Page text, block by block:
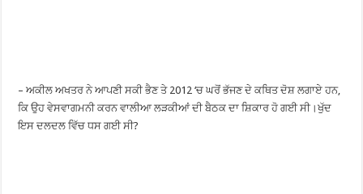
– ਅਕੀਲ ਅਖਤਰ ਨੇ ਆਪਣੀ ਸਕੀ ਭੈਣ ਤੇ 2012 ‘ਚ ਘਰੋਂ ਭੱਜਣ ਦੇ ਕਥਿਤ ਦੋਸ਼ ਲਗਾਏ ਹਨ,
ਕਿ ਉਹ ਵੇਸਵਾਗਮਨੀ ਕਰਨ ਵਾਲੀਆ ਲੜਕੀਆਂ ਦੀ ਬੈਠਕ ਦਾ ਸ਼ਿਕਾਰ ਹੋ ਗਈ ਸੀ।ਖੁੱਦ
ਇਸ ਦਲਦਲ ਵਿੱਚ ਧਸ ਗਈ ਸੀ?